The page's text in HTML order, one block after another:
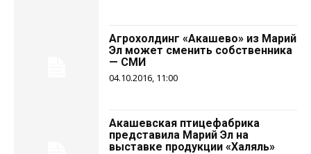
Агрохолдинг «Акашево» из Марий
Эл может сменить собственника
— СМИ
04.10.2016, 11:00
Акашевская птицефабрика
представила Марий Эл на
выставке продукции «Халяль»